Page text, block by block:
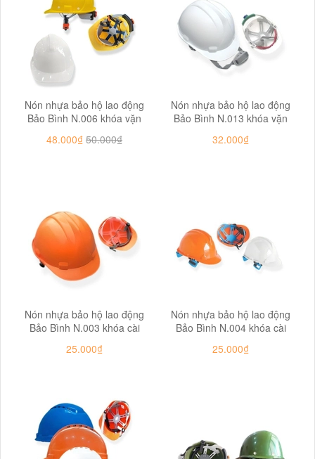
Nón nhựa bảo hộ lao động
Bảo Bình N.006 khóa vặn
48.000₫ 50.000₫
Nón nhựa bảo hộ lao động
Bảo Bình N.013 khóa vặn
32.000₫
Nón nhựa bảo hộ lao động
Bảo Bình N.003 khóa cài
25.000₫
Nón nhựa bảo hộ lao động
Bảo Bình N.004 khóa cài
25.000₫